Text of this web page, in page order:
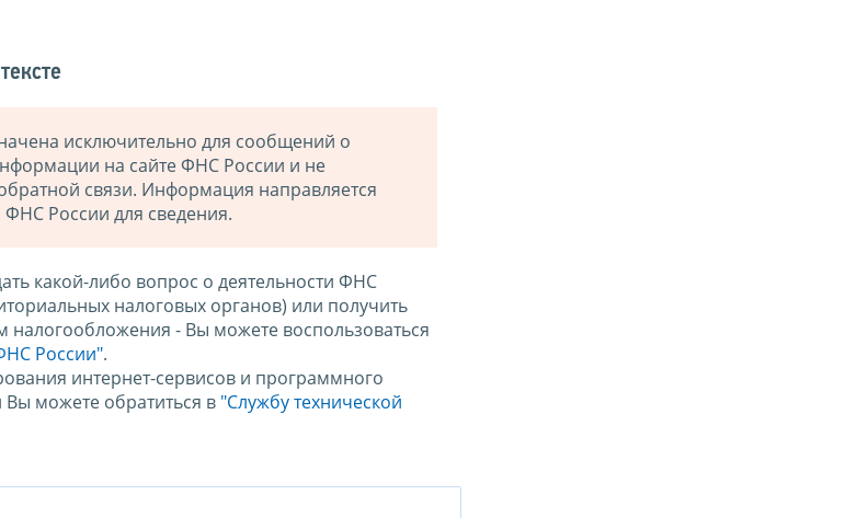
исключительно для сообщений о
на сайте ФНС России и не
связи. Информация направляется
ФНС России для сведения.
какой-либо вопрос о деятельности ФНС
налоговых органов) или получить
налогообложения - Вы можете воспользоваться
России".
интернет-сервисов и программного
можете обратиться в "Службу технической